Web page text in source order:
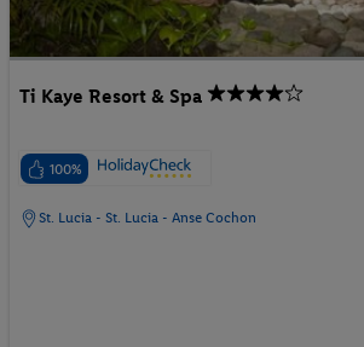
Ti Kaye Resort & Spa
100%
St. Lucia - St. Lucia - Anse Cochon